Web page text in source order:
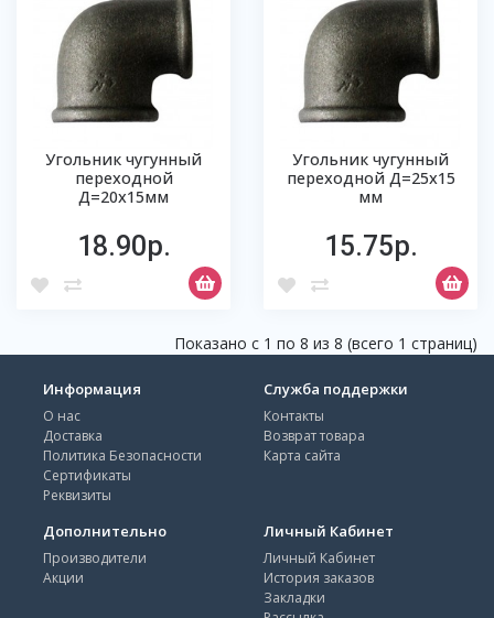
Угольник чугунный
переходной
Д=20х15мм
18.90р.
Угольник чугунный
переходной Д=25х15
мм
15.75р.
Показано с 1 по 8 из 8 (всего 1 страниц)
Информация
О нас
Доставка
Политика Безопасности
Сертификаты
Реквизиты
Служба поддержки
Контакты
Возврат товара
Карта сайта
Дополнительно
Производители
Акции
Личный Кабинет
Личный Кабинет
История заказов
Закладки